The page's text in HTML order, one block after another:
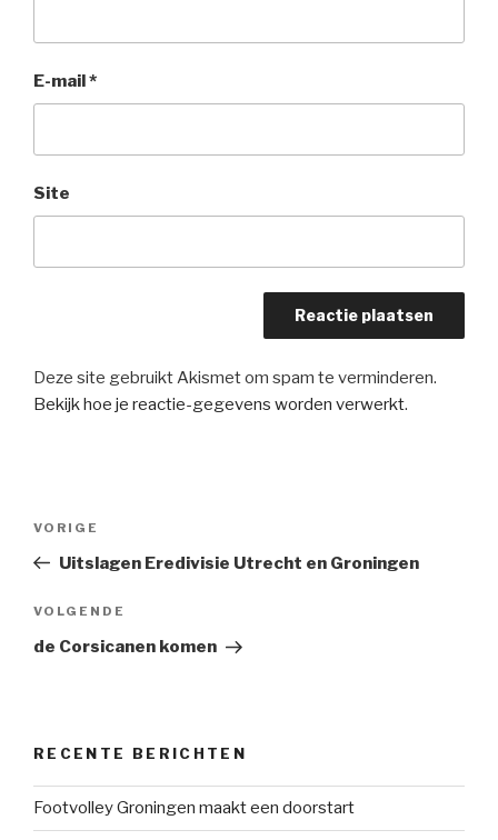
E-mail*
Site
Deze site gebruikt Akismet om spam te verminderen.
Bekijk hoe je reactie-gegevens worden verwerkt.
Vorig
bericht
VORIGE
Uitslagen Eredivisie Utrecht en Groningen
Volgend
bericht
VOLGENDE
de Corsicanen komen
RECENTE BERICHTEN
Footvolley Groningen maakt een doorstart